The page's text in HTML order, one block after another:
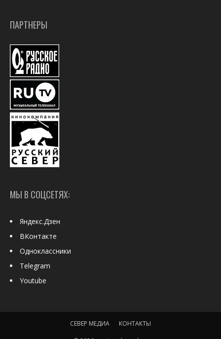
ПАРТНЕРЫ
МЫ В СОЦСЕТЯХ:
Яндекс.Дзен
ВКонтакте
Одноклассники
Telegram
Youtube
СЕВЕР МЕДИА КОНТАКТЫ